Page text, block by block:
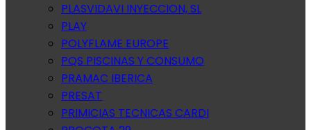
PLASVIDAVI INYECCION, SL
PLAY
POLYFLAME EUROPE
PQS PISCINAS Y CONSUMO
PRAMAC IBERICA
PRESAT
PRIMICIAS TECNICAS CARDI